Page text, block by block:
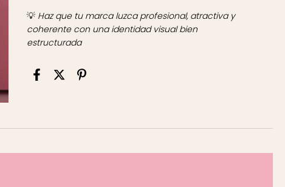
💡 Haz que tu marca luzca profesional, atractiva y
coherente con una identidad visual bien
estructurada